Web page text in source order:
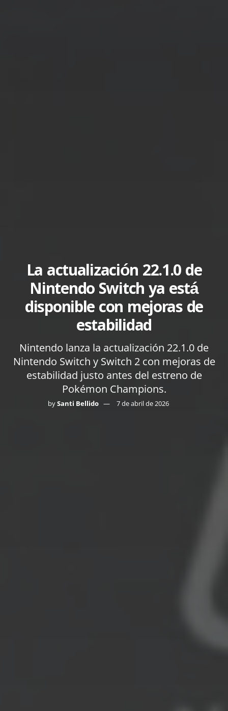
La actualización 22.1.0 de
Nintendo Switch ya está
disponible con mejoras de
estabilidad
Nintendo lanza la actualización 22.1.0 de
Nintendo Switch y Switch 2 con mejoras de
estabilidad justo antes del estreno de
Pokémon Champions.
bySanti Bellido 7 de abril de 2026